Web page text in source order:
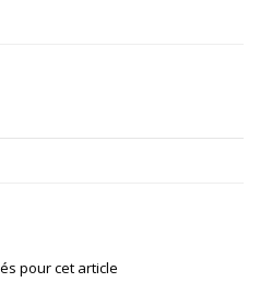
pour cet article